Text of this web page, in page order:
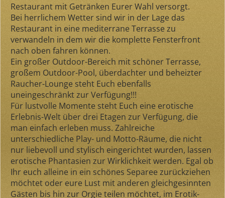
Restaurant mit Getränken Eurer Wahl versorgt.
Bei herrlichem Wetter sind wir in der Lage das
Restaurant in eine mediterrane Terrasse zu
verwandeln in dem wir die komplette Fensterfront
nach oben fahren können.
Ein großer Outdoor-Bereich mit schöner Terrasse,
großem Outdoor-Pool, überdachter und beheizter
Raucher-Lounge steht Euch ebenfalls
uneingeschränkt zur Verfügung!!!
Für lustvolle Momente steht Euch eine erotische
Erlebnis-Welt über drei Etagen zur Verfügung, die
man einfach erleben muss. Zahlreiche
unterschiedliche Play- und Motto-Räume, die nicht
nur liebevoll und stylisch eingerichtet wurden, lassen
erotische Phantasien zur Wirklichkeit werden. Egal ob
Ihr euch alleine in ein schönes Separee zurückziehen
möchtet oder eure Lust mit anderen gleichgesinnten
Gästen bis hin zur Orgie teilen möchtet, im Erotik-